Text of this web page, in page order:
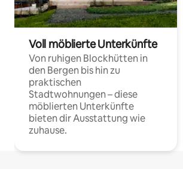
Voll möblierte Unterkünfte
Von ruhigen Blockhütten in
den Bergen bis hin zu
praktischen
Stadtwohnungen – diese
möblierten Unterkünfte
bieten dir Ausstattung wie
zuhause.